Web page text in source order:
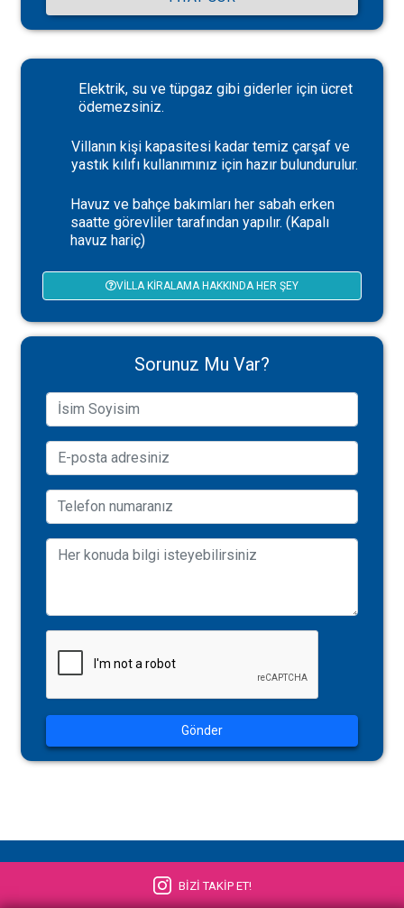
Elektrik, su ve tüpgaz gibi giderler için ücret
ödemezsiniz.
Villanın kişi kapasitesi kadar temiz çarşaf ve
yastık kılıfı kullanımınız için hazır bulundurulur.
Havuz ve bahçe bakımları her sabah erken
saatte görevliler tarafından yapılır. (Kapalı
havuz hariç)
VILLA KIRALAMA HAKKINDA HER ŞEY
Sorunuz Mu Var?
Gönder
BİZİ TAKİP ET!